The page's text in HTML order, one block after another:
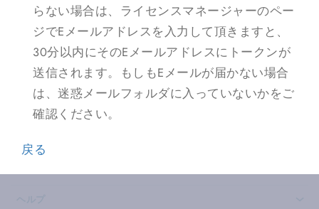
らない場合は、ライセンスマネージャーのペー
ジでEメールアドレスを入力して頂きますと、
30分以内にそのEメールアドレスにトークンが
送信されます。もしもEメールが届かない場合
は、迷惑メールフォルダに入っていないかをご
確認ください。
戻る